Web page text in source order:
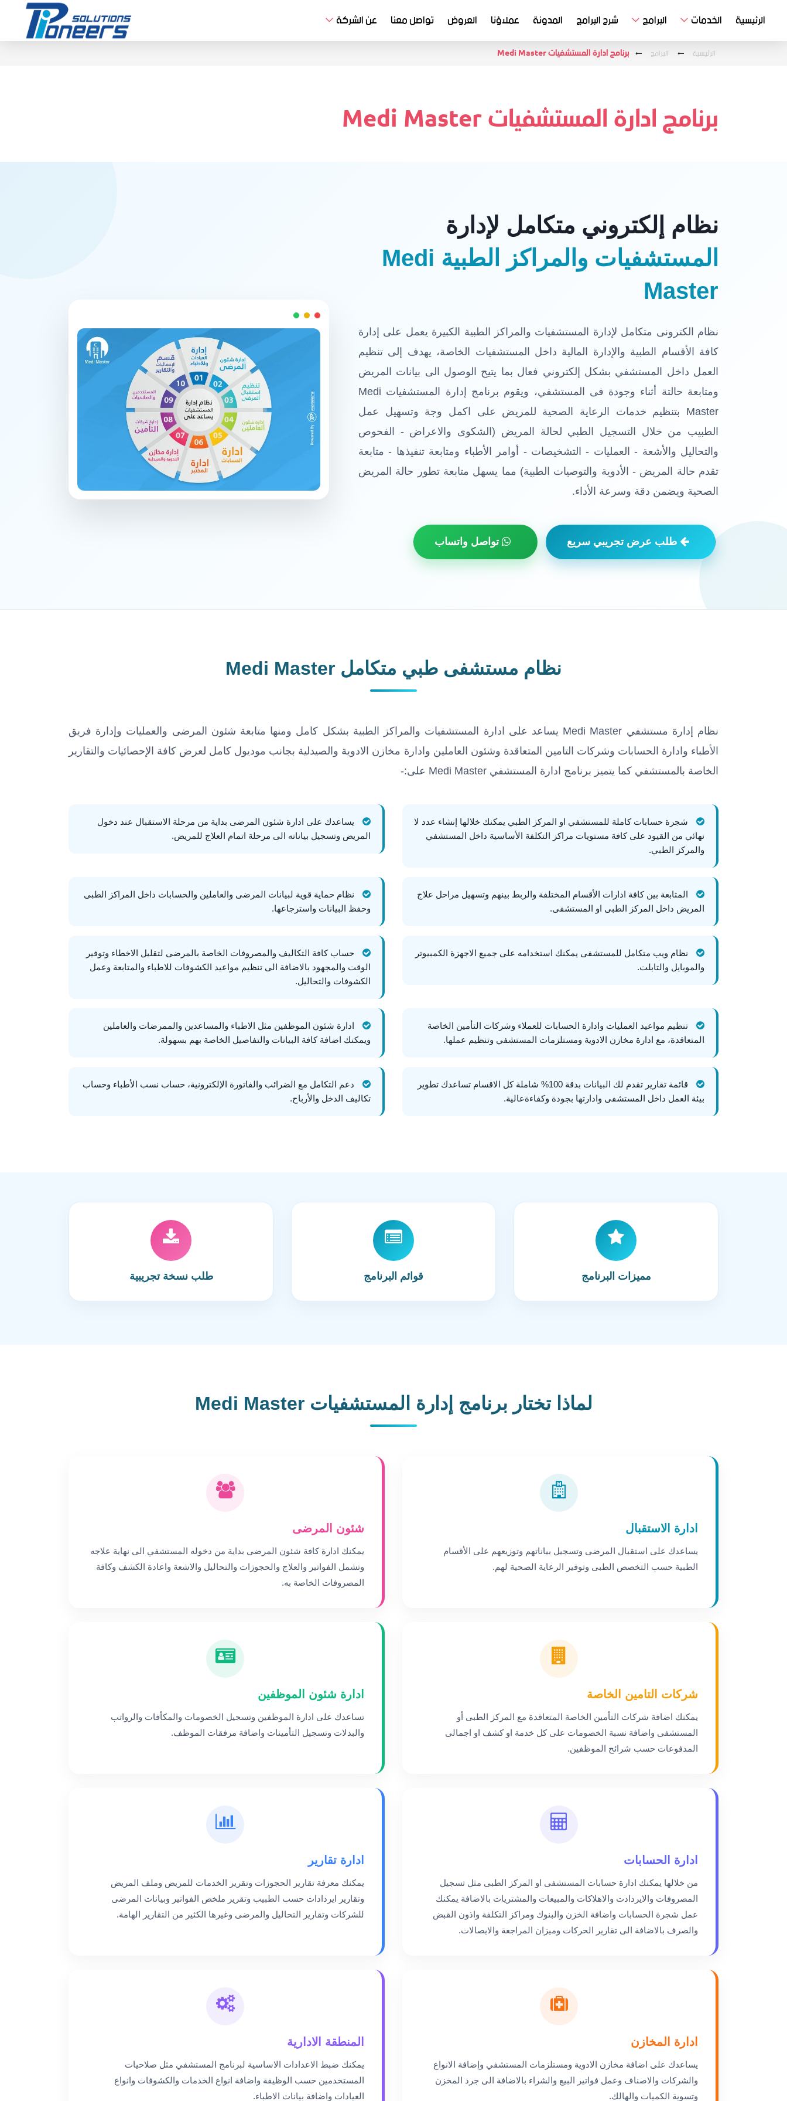
الرئيسية الخدمات البرامج شرح البرامج المدونة عملاؤنا العروض تواصل معنا عن الشركة
الرئيسية البرامج برنامج ادارة المستشفيات Medi Master
برنامج ادارة المستشفيات Medi Master
نظام إلكتروني متكامل لإدارة
المستشفيات والمراكز الطبية Medi
Master
نظام الكترونى متكامل لإدارة المستشفيات والمراكز الطبية الكبيرة يعمل على إدارة
كافة الأقسام الطبية والإدارة المالية داخل المستشفيات الخاصة، يهدف إلى تنظيم
العمل داخل المستشفي بشكل إلكتروني فعال بما يتيح الوصول الى بيانات المريض
ومتابعة حالتة أثناء وجودة فى المستشفي، ويقوم برنامج إدارة المستشفيات Medi
Master بتنظيم خدمات الرعاية الصحية للمريض على اكمل وجة وتسهيل عمل
الطبيب من خلال التسجيل الطبي لحالة المريض (الشكوى والاعراض - الفحوص
والتحاليل والأشعة - العمليات - التشخيصات - أوامر الأطباء ومتابعة تنفيذها - متابعة
تقدم حالة المريض - الأدوية والتوصيات الطبية) مما يسهل متابعة تطور حالة المريض
الصحية ويضمن دقة وسرعة الأداء.
طلب عرض تجريبي سريع تواصل واتساب
نظام مستشفى طبي متكامل Medi Master
نظام إدارة مستشفي Medi Master يساعد على ادارة المستشفيات والمراكز الطبية بشكل كامل ومنها متابعة شئون المرضى والعمليات وإدارة فريق
الأطباء وادارة الحسابات وشركات التامين المتعاقدة وشئون العاملين وادارة مخازن الادوية والصيدلية بجانب موديول كامل لعرض كافة الإحصائيات والتقارير
الخاصة بالمستشفي كما يتميز برنامج ادارة المستشفي Medi Master على:-
شجرة حسابات كاملة للمستشفي او المركز الطبي يمكنك خلالها إنشاء عدد لا
نهائي من القيود على كافة مستويات مراكز التكلفة الأساسية داخل المستشفي
والمركز الطبي.
يساعدك على ادارة شئون المرضى بداية من مرحلة الاستقبال عند دخول
المريض وتسجيل بياناته الى مرحلة اتمام العلاج للمريض.
المتابعة بين كافة ادارات الأقسام المختلفة والربط بينهم وتسهيل مراحل علاج
المريض داخل المركز الطبى او المستشفى.
نظام حماية قوية لبيانات المرضى والعاملين والحسابات داخل المراكز الطبى
وحفظ البيانات واسترجاعها.
نظام ويب متكامل للمستشفى يمكنك استخدامه على جميع الاجهزة الكمبيوتر
والموبايل والتابلت.
حساب كافة التكاليف والمصروفات الخاصة بالمرضى لتقليل الاخطاء وتوفير
الوقت والمجهود بالاضافة الى تنظيم مواعيد الكشوفات للاطباء والمتابعة وعمل
الكشوفات والتحاليل.
تنظيم مواعيد العمليات وادارة الحسابات للعملاء وشركات التأمين الخاصة
المتعاقدة، مع ادارة مخازن الادوية ومستلزمات المستشفي وتنظيم عملها.
ادارة شئون الموظفين مثل الاطباء والمساعدين والممرضات والعاملين
ويمكنك اضافة كافة البيانات والتفاصيل الخاصة بهم بسهولة.
قائمة تقارير تقدم لك البيانات بدقة 100% شاملة كل الاقسام تساعدك تطوير
بيئة العمل داخل المستشفى وادارتها بجودة وكفاءةعالية.
دعم التكامل مع الضرائب والفاتورة الإلكترونية، حساب نسب الأطباء وحساب
تكاليف الدخل والأرباح.
مميزات البرنامج قوائم البرنامج طلب نسخة تجريبية
لماذا تختار برنامج إدارة المستشفيات Medi Master
ادارة الاستقبال
يساعدك على استقبال المرضى وتسجيل بياناتهم وتوزيعهم على الأقسام
الطبية حسب التخصص الطبى وتوفير الرعاية الصحية لهم.
شئون المرضى
يمكنك ادارة كافة شئون المرضى بداية من دخوله المستشفي الى نهاية علاجه
وتشمل الفواتير والعلاج والحجوزات والتحاليل والاشعة واعادة الكشف وكافة
المصروفات الخاصة به.
شركات التامين الخاصة
يمكنك اضافة شركات التأمين الخاصة المتعاقدة مع المركز الطبى أو
المستشفى واضافة نسبة الخصومات على كل خدمة او كشف او اجمالى
المدفوعات حسب شرائح الموظفين.
ادارة شئون الموظفين
تساعدك على ادارة الموظفين وتسجيل الخصومات والمكأفات والرواتب
والبدلات وتسجيل التأمينات واضافة مرفقات الموظف.
ادارة الحسابات
من خلالها يمكنك ادارة حسابات المستشفى او المركز الطبى مثل تسجيل
المصروفات والايردادت والاهلاكات والمبيعات والمشتريات بالاضافة يمكنك
عمل شجرة الحسابات واضافة الخزن والبنوك ومراكز التكلفة واذون القبض
والصرف بالاضافة الى تقارير الحركات وميزان المراجعة والايصالات.
ادارة تقارير
يمكنك معرفة تقارير الحجوزات وتقرير الخدمات للمريض وملف المريض
وتقارير ايردادات حسب الطبيب وتقرير ملخص الفواتير وبيانات المرضى
للشركات وتقارير التحاليل والمرضى وغيرها الكثير من التقارير الهامة.
ادارة المخازن
يساعدك على اضافة مخازن الادوية ومستلزمات المستشفي وإضافة الانواع
والشركات والاصناف وعمل فواتير البيع والشراء بالاضافة الى جرد المخزن
وتسوية الكميات والهالك.
المنطقة الادارية
يمكنك ضبط الاعدادات الاساسية لبرنامج المستشفي مثل صلاحيات
المستخدمين حسب الوظيفة واضافة انواع الخدمات والكشوفات وانواع
العيادات واضافة بيانات الاطباء.